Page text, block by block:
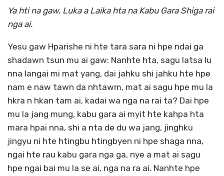
Ya hti na gaw, Luka a Laika hta na Kabu Gara Shiga rai
nga ai.
Yesu gaw Hparishe ni hte tara sara ni hpe ndai ga
shadawn tsun mu ai gaw: Nanhte hta, sagu latsa lu
nna langai mi mat yang, dai jahku shi jahku hte hpe
nam e naw tawn da nhtawm, mat ai sagu hpe mu la
hkra n hkan tam ai, kadai wa nga na rai ta? Dai hpe
mu la jang mung, kabu gara ai myit hte kahpa hta
mara hpai nna, shi a nta de du wa jang, jinghku
jingyu ni hte htingbu htingbyen ni hpe shaga nna,
ngai hte rau kabu gara nga ga, nye a mat ai sagu
hpe ngai bai mu la se ai, nga na ra ai. Nanhte hpe